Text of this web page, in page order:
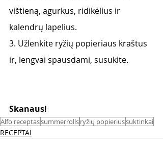
vištieną, agurkus, ridikėlius ir
kalendrų lapelius.
3. Užlenkite ryžių popieriaus kraštus
ir, lengvai spausdami, susukite.
Skanaus!
Alfo receptassummerrollsryžių popieriussuktinkai
RECEPTAI